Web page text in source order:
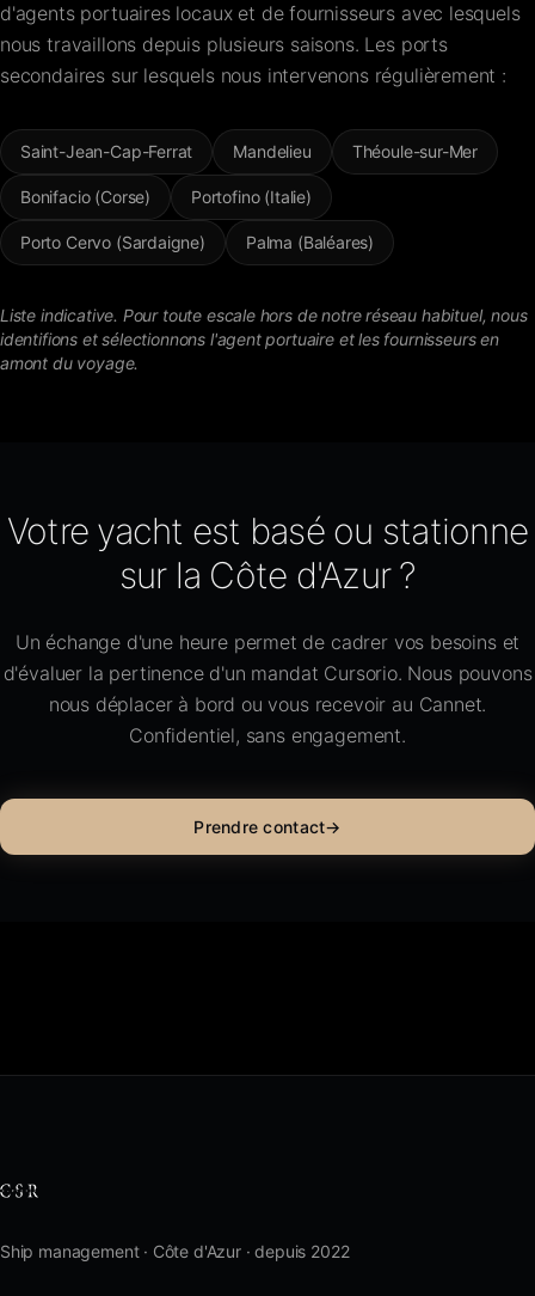
d'agents portuaires locaux et de fournisseurs avec lesquels
nous travaillons depuis plusieurs saisons. Les ports
secondaires sur lesquels nous intervenons régulièrement :
Saint-Jean-Cap-Ferrat Mandelieu Théoule-sur-Mer
Bonifacio (Corse) Portofino (Italie)
Porto Cervo (Sardaigne) Palma (Baléares)
Liste indicative. Pour toute escale hors de notre réseau habituel, nous
identifions et sélectionnons l'agent portuaire et les fournisseurs en
amont du voyage.
Votre yacht est basé ou stationne
sur la Côte d'Azur ?
Un échange d'une heure permet de cadrer vos besoins et
d'évaluer la pertinence d'un mandat Cursorio. Nous pouvons
nous déplacer à bord ou vous recevoir au Cannet.
Confidentiel, sans engagement.
Prendre contact→
Ship management · Côte d'Azur · depuis 2022